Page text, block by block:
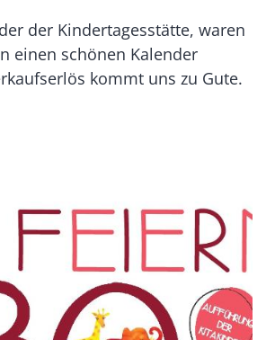
der Kindertagesstätte, waren
einen schönen Kalender
kommt uns zu Gute.